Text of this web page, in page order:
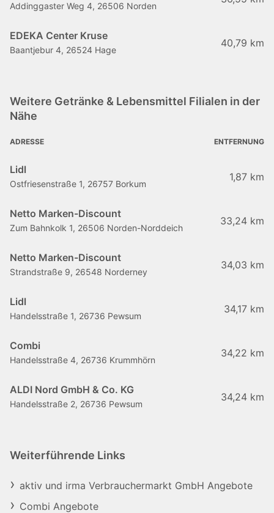
Addinggaster Weg 4, 26506 Norden
EDEKA Center Kruse
Baantjebur 4, 26524 Hage
40,79 km
Weitere Getränke & Lebensmittel Filialen in der
Nähe
ADRESSE ENTFERNUNG
Lidl
Ostfriesenstraße 1, 26757 Borkum
1,87 km
Netto Marken-Discount
Zum Bahnkolk 1, 26506 Norden-Norddeich
33,24 km
Netto Marken-Discount
Strandstraße 9, 26548 Norderney
34,03 km
Lidl
Handelsstraße 1, 26736 Pewsum
34,17 km
Combi
Handelsstraße 4, 26736 Krummhörn
34,22 km
ALDI Nord GmbH & Co. KG
Handelsstraße 2, 26736 Pewsum
34,24 km
Weiterführende Links
aktiv und irma Verbrauchermarkt GmbH Angebote
Combi Angebote